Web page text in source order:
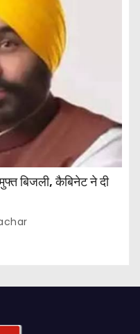
बिजली, कैबिनेट ने दी